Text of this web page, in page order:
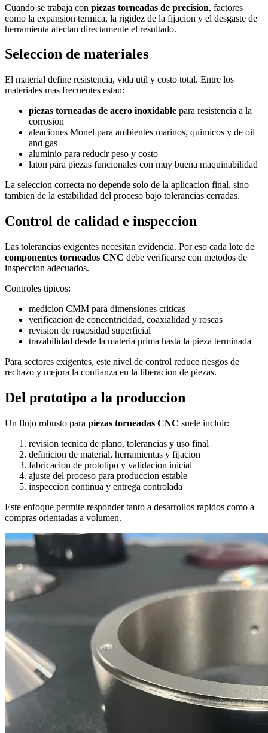
Cuando se trabaja con piezas torneadas de precision, factores
como la expansion termica, la rigidez de la fijacion y el desgaste de
herramienta afectan directamente el resultado.
Seleccion de materiales
El material define resistencia, vida util y costo total. Entre los
materiales mas frecuentes estan:
piezas torneadas de acero inoxidable para resistencia a la
corrosion
aleaciones Monel para ambientes marinos, quimicos y de oil
and gas
aluminio para reducir peso y costo
laton para piezas funcionales con muy buena maquinabilidad
La seleccion correcta no depende solo de la aplicacion final, sino
tambien de la estabilidad del proceso bajo tolerancias cerradas.
Control de calidad e inspeccion
Las tolerancias exigentes necesitan evidencia. Por eso cada lote de
componentes torneados CNC debe verificarse con metodos de
inspeccion adecuados.
Controles tipicos:
medicion CMM para dimensiones criticas
verificacion de concentricidad, coaxialidad y roscas
revision de rugosidad superficial
trazabilidad desde la materia prima hasta la pieza terminada
Para sectores exigentes, este nivel de control reduce riesgos de
rechazo y mejora la confianza en la liberacion de piezas.
Del prototipo a la produccion
Un flujo robusto para piezas torneadas CNC suele incluir:
revision tecnica de plano, tolerancias y uso final
definicion de material, herramientas y fijacion
fabricacion de prototipo y validacion inicial
ajuste del proceso para produccion estable
inspeccion continua y entrega controlada
Este enfoque permite responder tanto a desarrollos rapidos como a
compras orientadas a volumen.